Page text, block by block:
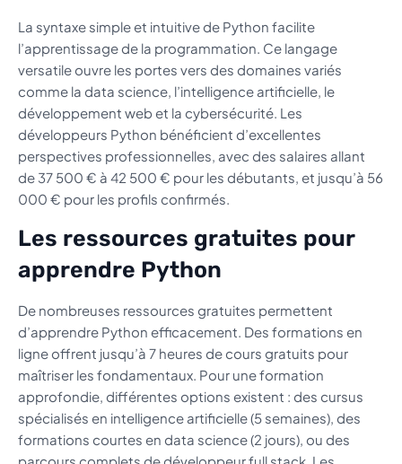
La syntaxe simple et intuitive de Python facilite
l’apprentissage de la programmation. Ce langage
versatile ouvre les portes vers des domaines variés
comme la data science, l’intelligence artificielle, le
développement web et la cybersécurité. Les
développeurs Python bénéficient d’excellentes
perspectives professionnelles, avec des salaires allant
de 37 500 € à 42 500 € pour les débutants, et jusqu’à 56
000 € pour les profils confirmés.
Les ressources gratuites pour
apprendre Python
De nombreuses ressources gratuites permettent
d’apprendre Python efficacement. Des formations en
ligne offrent jusqu’à 7 heures de cours gratuits pour
maîtriser les fondamentaux. Pour une formation
approfondie, différentes options existent : des cursus
spécialisés en intelligence artificielle (5 semaines), des
formations courtes en data science (2 jours), ou des